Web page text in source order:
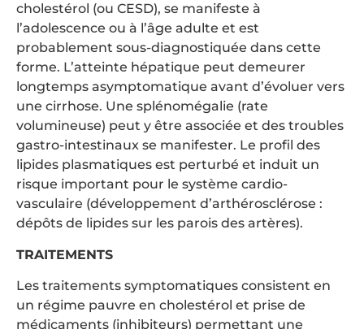
cholestérol (ou CESD), se manifeste à
l’adolescence ou à l’âge adulte et est
probablement sous-diagnostiquée dans cette
forme. L’atteinte hépatique peut demeurer
longtemps asymptomatique avant d’évoluer vers
une cirrhose. Une splénomégalie (rate
volumineuse) peut y être associée et des troubles
gastro-intestinaux se manifester. Le profil des
lipides plasmatiques est perturbé et induit un
risque important pour le système cardio-
vasculaire (développement d’arthérosclérose :
dépôts de lipides sur les parois des artères).
TRAITEMENTS
Les traitements symptomatiques consistent en
un régime pauvre en cholestérol et prise de
médicaments (inhibiteurs) permettant une